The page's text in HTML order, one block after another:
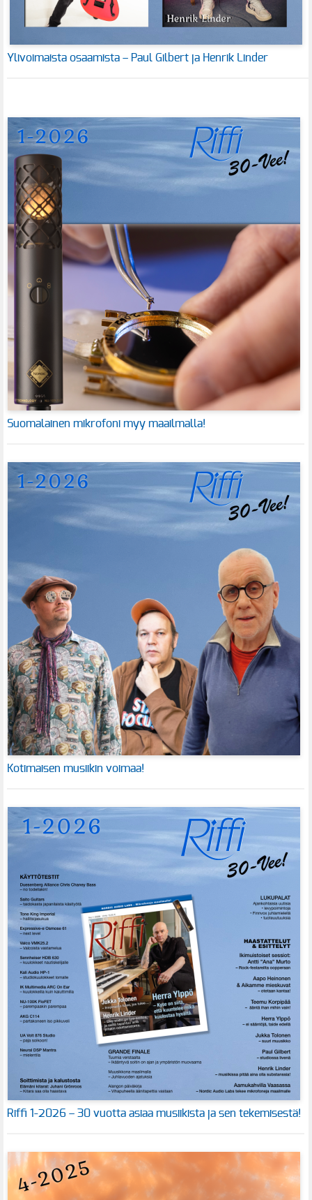
Ylivoimaista osaamista – Paul Gilbert ja Henrik Linder
Suomalainen mikrofoni myy maailmalla!
Kotimaisen musiikin voimaa!
Riffi 1-2026 – 30 vuotta asiaa musiikista ja sen tekemisestä!